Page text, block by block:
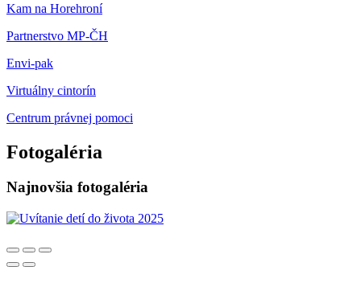
Kam na Horehroní
Partnerstvo MP-ČH
Envi-pak
Virtuálny cintorín
Centrum právnej pomoci
Fotogaléria
Najnovšia fotogaléria